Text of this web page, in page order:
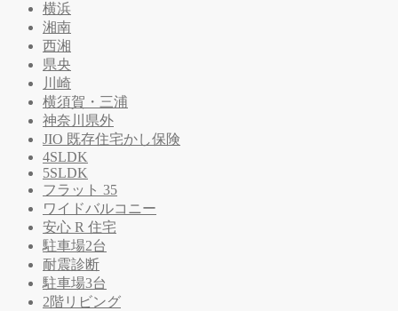
横浜
湘南
西湘
県央
川崎
横須賀・三浦
神奈川県外
JIO 既存住宅かし保険
4SLDK
5SLDK
フラット 35
ワイドバルコニー
安心 R 住宅
駐車場2台
耐震診断
駐車場3台
2階リビング